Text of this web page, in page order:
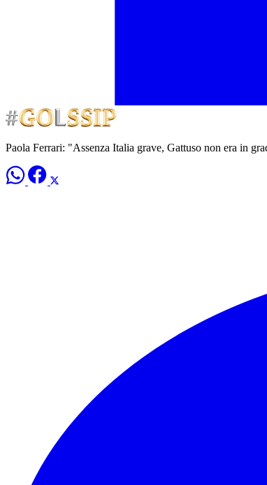
Paola Ferrari: "Assenza Italia grave, Gattuso non era in